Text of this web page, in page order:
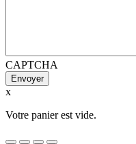
CAPTCHA
x
Votre panier est vide.